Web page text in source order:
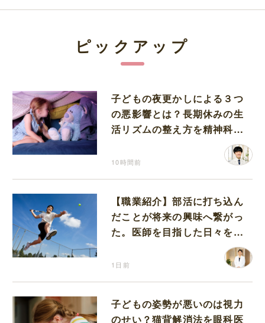
ピックアップ
子どもの夜更かしによる３つ
の悪影響とは？長期休みの生
活リズムの整え方を精神科医
10時間前
【職業紹介】部活に打ち込ん
だことが将来の興味へ繋がっ
た。医師を目指した日々を振
1日前
子どもの姿勢が悪いのは視力
のせい？猫背解消法を眼科医